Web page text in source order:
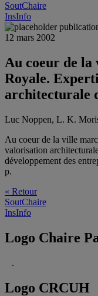
SoutChaire
InsInfo
12 mars 2002
Au coeur de la
Royale.
architecturale
Luc Noppen, L. K.
Au coeur de la ville
valorisation
développement des
p.
« Retour
SoutChaire
InsInfo
Logo Chaire
.
Logo CRCUH